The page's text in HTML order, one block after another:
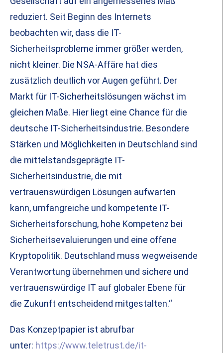
reduziert. Seit Beginn des Internets
beobachten wir, dass die IT-
Sicherheitsprobleme immer größer werden,
nicht kleiner. Die NSA-Affäre hat dies
zusätzlich deutlich vor Augen geführt. Der
Markt für IT-Sicherheitslösungen wächst im
gleichen Maße. Hier liegt eine Chance für die
deutsche IT-Sicherheitsindustrie. Besondere
Stärken und Möglichkeiten in Deutschland sind
die mittelstandsgeprägte IT-
Sicherheitsindustrie, die mit
vertrauenswürdigen Lösungen aufwarten
kann, umfangreiche und kompetente IT-
Sicherheitsforschung, hohe Kompetenz bei
Sicherheitsevaluierungen und eine offene
Kryptopolitik. Deutschland muss wegweisende
Verantwortung übernehmen und sichere und
vertrauenswürdige IT auf globaler Ebene für
die Zukunft entscheidend mitgestalten.“
Das Konzeptpapier ist abrufbar
unter: https://www.teletrust.de/it-